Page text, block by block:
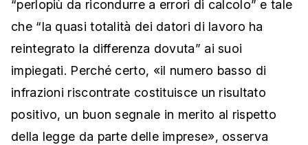
“perlopiù da ricondurre a errori di calcolo” e tale
che “la quasi totalità dei datori di lavoro ha
reintegrato la differenza dovuta” ai suoi
impiegati. Perché certo, «il numero basso di
infrazioni riscontrate costituisce un risultato
positivo, un buon segnale in merito al rispetto
della legge da parte delle imprese», osserva